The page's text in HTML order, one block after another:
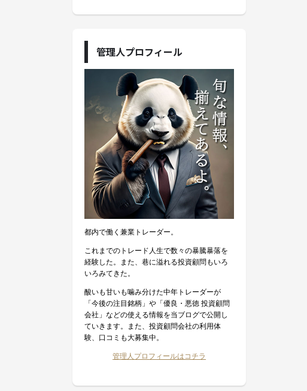
管理人プロフィール
都内で働く兼業トレーダー。
これまでのトレード人生で数々の暴騰暴落を
経験した。また、巷に溢れる投資顧問もいろ
いろみてきた。
酸いも甘いも噛み分けた中年トレーダーが
「今後の注目銘柄」や「優良・悪徳 投資顧問
会社」などの使える情報を当ブログで公開し
ていきます。また、投資顧問会社の利用体
験、口コミも大募集中。
管理人プロフィールはコチラ